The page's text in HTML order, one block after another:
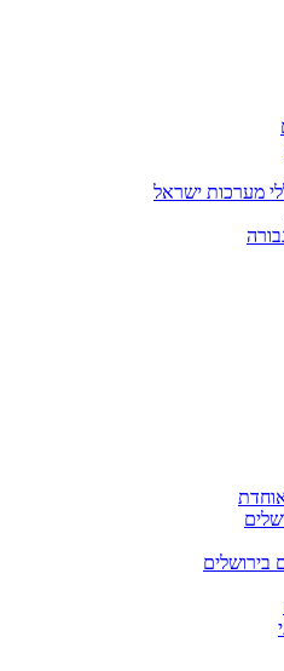
מערכות ישראל
בירושלים